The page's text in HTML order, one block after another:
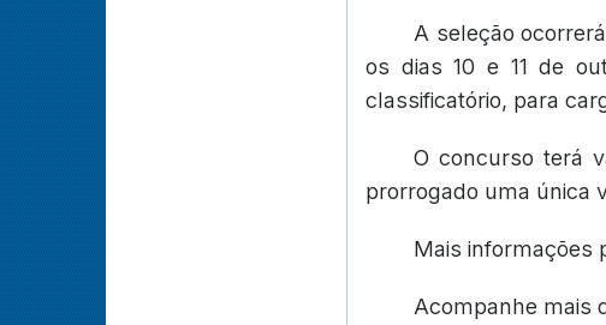
A seleção
os dias 10 e 11 de
classificatório, para
O concurso terá
prorrogado uma única
Mais informações
Acompanhe mais